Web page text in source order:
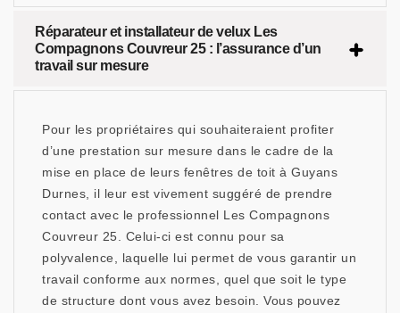
Réparateur et installateur de velux Les
Compagnons Couvreur 25 : l’assurance d’un
travail sur mesure
Pour les propriétaires qui souhaiteraient profiter
d’une prestation sur mesure dans le cadre de la
mise en place de leurs fenêtres de toit à Guyans
Durnes, il leur est vivement suggéré de prendre
contact avec le professionnel Les Compagnons
Couvreur 25. Celui-ci est connu pour sa
polyvalence, laquelle lui permet de vous garantir un
travail conforme aux normes, quel que soit le type
de structure dont vous avez besoin. Vous pouvez